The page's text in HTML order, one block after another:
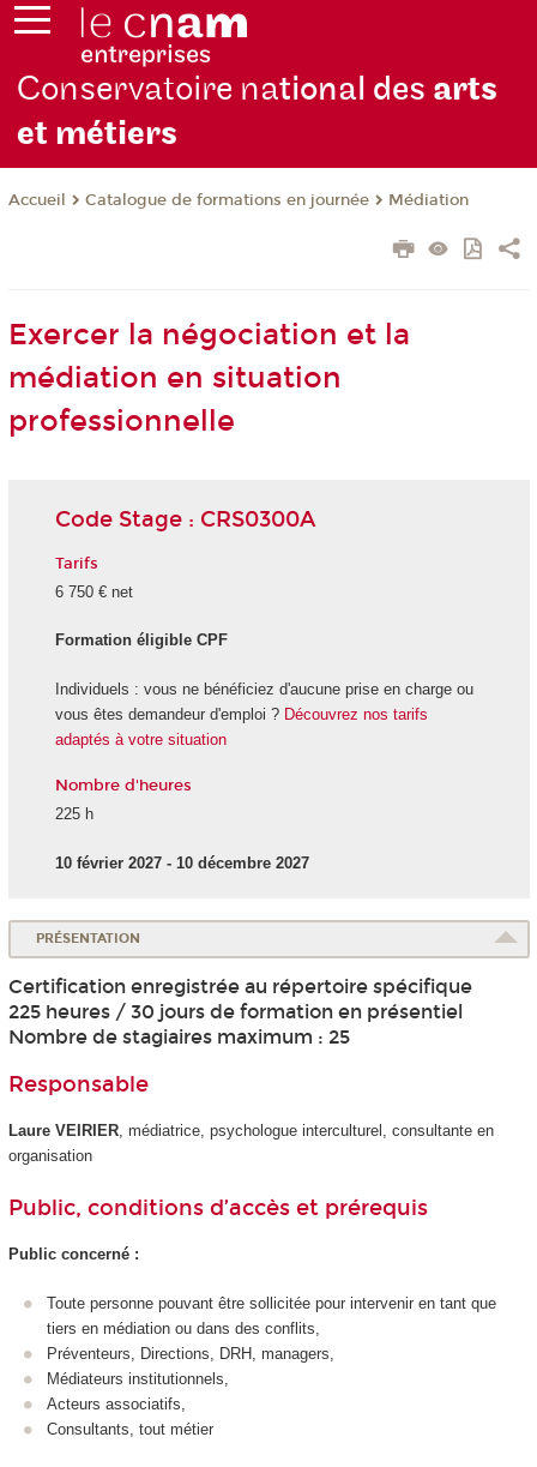
Conservatoire national des arts
et métiers
Accueil Catalogue de formations en journée Médiation
Exercer la négociation et la
médiation en situation
professionnelle
Code Stage : CRS0300A
Tarifs
6 750 € net
Formation éligible CPF
Individuels : vous ne bénéficiez d'aucune prise en charge ou
vous êtes demandeur d'emploi ? Découvrez nos tarifs
adaptés à votre situation
Nombre d'heures
225 h
10 février 2027 - 10 décembre 2027
PRÉSENTATION
Certification enregistrée au répertoire spécifique
225 heures / 30 jours de formation en présentiel
Nombre de stagiaires maximum : 25
Responsable
Laure VEIRIER, médiatrice, psychologue interculturel, consultante en
organisation
Public, conditions d’accès et prérequis
Public concerné :
Toute personne pouvant être sollicitée pour intervenir en tant que
tiers en médiation ou dans des conflits,
Préventeurs, Directions, DRH, managers,
Médiateurs institutionnels,
Acteurs associatifs,
Consultants, tout métier